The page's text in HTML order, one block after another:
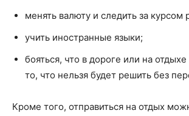
менять валюту и следить за курсом
учить иностранные языки;
бояться, что в дороге или на
то, что нельзя будет решить без
Кроме того, отправиться на отдых